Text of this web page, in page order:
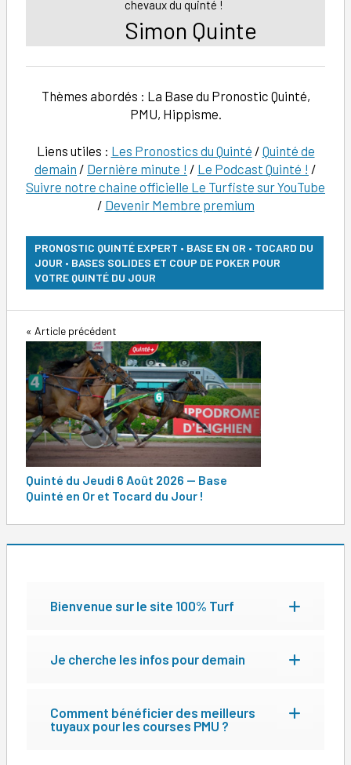
chevaux du quinté !
Simon Quinte
Thèmes abordés : La Base du Pronostic Quinté,
PMU, Hippisme.
Liens utiles : Les Pronostics du Quinté / Quinté de
demain / Dernière minute ! / Le Podcast Quinté ! /
Suivre notre chaine officielle Le Turfiste sur YouTube
/ Devenir Membre premium
PRONOSTIC QUINTÉ EXPERT • BASE EN OR • TOCARD DU
JOUR • BASES SOLIDES ET COUP DE POKER POUR
VOTRE QUINTÉ DU JOUR
Navigation
de
l’article
Article précédent
Quinté du Jeudi 6 Août 2026 — Base
Quinté en Or et Tocard du Jour !
Bienvenue sur le site 100% Turf
Je cherche les infos pour demain
Comment bénéficier des meilleurs
tuyaux pour les courses PMU ?